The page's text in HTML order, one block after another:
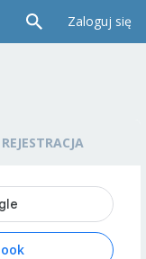
Zaloguj się
REJESTRACJA